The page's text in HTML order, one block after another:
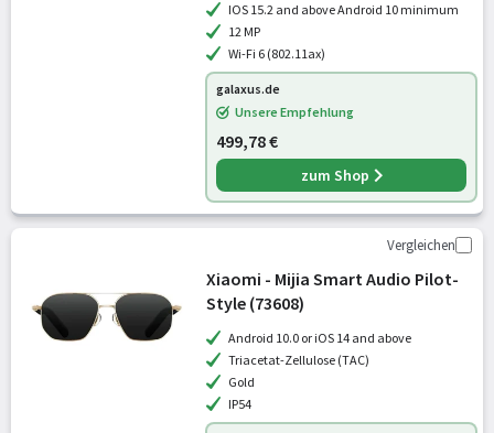
IOS 15.2 and above Android 10 minimum
12 MP
Wi-Fi 6 (802.11ax)
galaxus.de
Unsere Empfehlung
499,78 €
zum Shop
Vergleichen
Xiaomi - Mijia Smart Audio Pilot-
Style (73608)
Android 10.0 or iOS 14 and above
Triacetat-Zellulose (TAC)
Gold
IP54